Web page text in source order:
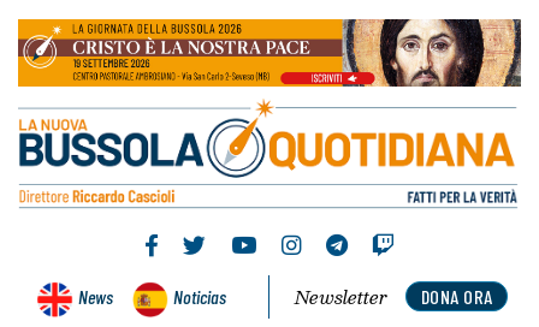
News Noticias DONA ORA
Newsletter